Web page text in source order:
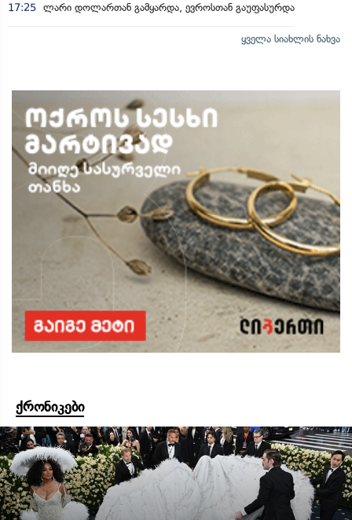
17:25 ლარი დოლართან გამყარდა, ევროსთან გაუფასურდა
ყველა სიახლის ნახვა
ქრონიკები